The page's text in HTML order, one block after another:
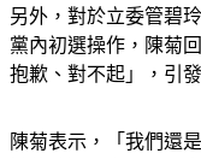
另外，對於立委管碧
黨內初選操作，陳菊
抱歉、對不起」，引
陳菊表示，「我們還